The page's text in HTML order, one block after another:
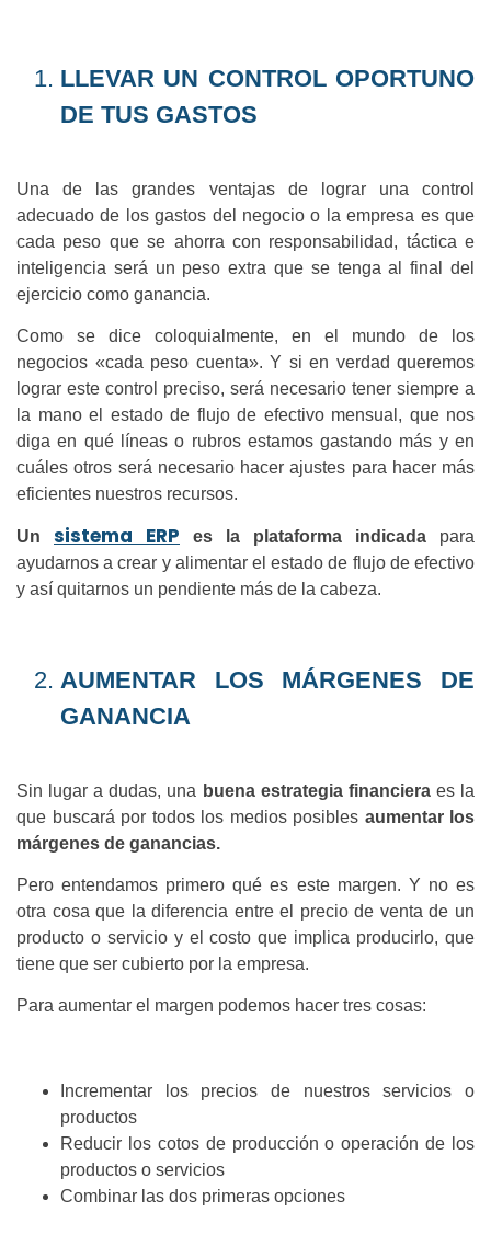
LLEVAR UN CONTROL OPORTUNO
DE TUS GASTOS
Una de las grandes ventajas de lograr una control
adecuado de los gastos del negocio o la empresa es que
cada peso que se ahorra con responsabilidad, táctica e
inteligencia será un peso extra que se tenga al final del
ejercicio como ganancia.
Como se dice coloquialmente, en el mundo de los
negocios «cada peso cuenta». Y si en verdad queremos
lograr este control preciso, será necesario tener siempre a
la mano el estado de flujo de efectivo mensual, que nos
diga en qué líneas o rubros estamos gastando más y en
cuáles otros será necesario hacer ajustes para hacer más
eficientes nuestros recursos.
Un sistema ERP es la plataforma indicada para
ayudarnos a crear y alimentar el estado de flujo de efectivo
y así quitarnos un pendiente más de la cabeza.
AUMENTAR LOS MÁRGENES DE
GANANCIA
Sin lugar a dudas, una buena estrategia financieraes la
que buscará por todos los medios posibles aumentar los
márgenes de ganancias.
Pero entendamos primero qué es este margen. Y no es
otra cosa que la diferencia entre el precio de venta de un
producto o servicio y el costo que implica producirlo, que
tiene que ser cubierto por la empresa.
Para aumentar el margen podemos hacer tres cosas:
Incrementar los precios de nuestros servicios o
productos
Reducir los cotos de producción o operación de los
productos o servicios
Combinar las dos primeras opciones